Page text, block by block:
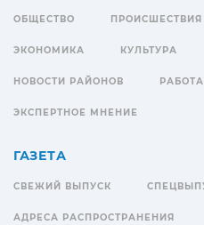
ОБЩЕСТВО ПРОИСШЕСТВИЯ
ЭКОНОМИКА КУЛЬТУРА
НОВОСТИ РАЙОНОВ
ЭКСПЕРТНОЕ МНЕНИЕ
ГАЗЕТА
СВЕЖИЙ ВЫПУСК
АДРЕСА РАСПРОСТРАНЕНИЯ